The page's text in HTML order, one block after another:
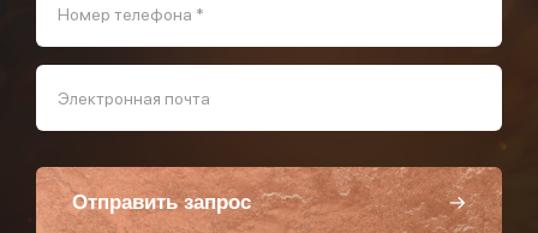
Номер телефона *
Электронная почта
Отправить запрос